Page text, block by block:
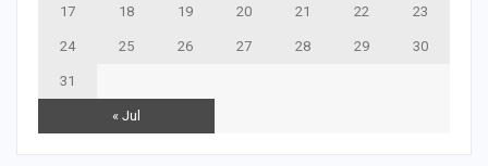
« Jul
17 18 19 20 21 22 23
24 25 26 27 28 29 30
31